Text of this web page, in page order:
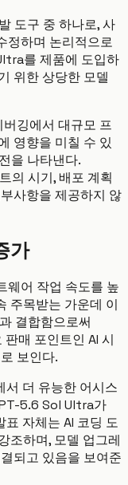
도구 중 하나로, 사
정하며 논리적으로
를 제품에 도입하
위한 상당한 모델
깅에서 대규모 프
영향을 미칠 수 있
을 나타낸다.
의 시기, 배포 계획
사항을 제공하지 않
가
웨어 작업 속도를 높
주목받는 가운데 이
결합함으로써
매 포인트인 AI 시
보인다.
서 더 유능한 어시스
5.6 Sol Ultra가
자체는 AI 코딩 도
조하며, 모델 업그레
되고 있음을 보여준